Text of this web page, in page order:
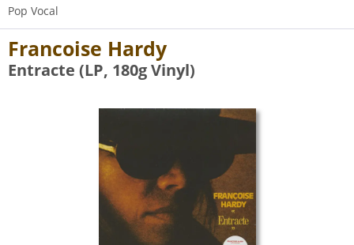
Pop Vocal
Francoise Hardy
Entracte (LP, 180g Vinyl)